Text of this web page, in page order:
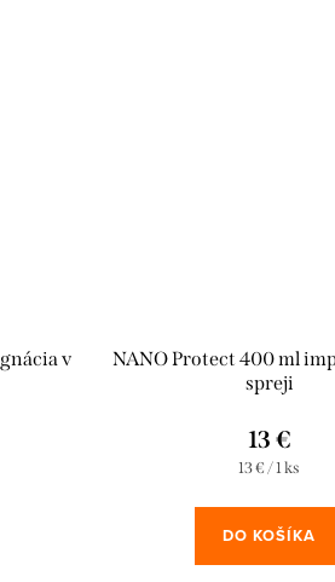
v
NANO Protect 400 ml
spreji
13 €
Jednotková
13 € / 1 ks
DO KOŠÍKA